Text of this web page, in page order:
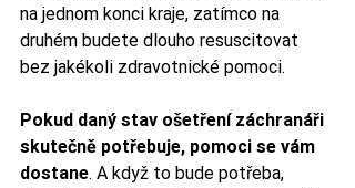
na jednom konci kraje, zatímco na
druhém budete dlouho resuscitovat
bez jakékoli zdravotnické pomoci.
Pokud daný stav ošetření záchranáři
skutečně potřebuje, pomoci se vám
dostane. A když to bude potřeba,